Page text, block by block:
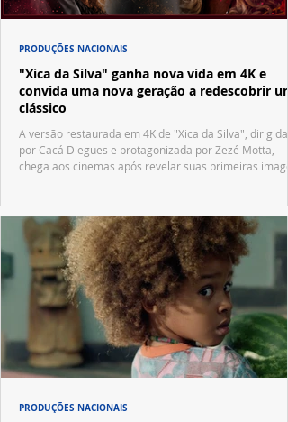
"Xica da Silva" ganha nova vida em 4K e
convida uma nova geração a redescobrir um
clássico
A versão restaurada em 4K de "Xica da Silva", dirigida
por Cacá Diegues e protagonizada por Zezé Motta,
chega aos cinemas após revelar suas primeiras
PRODUÇÕES NACIONAIS
PRODUÇÕES NACIONAIS